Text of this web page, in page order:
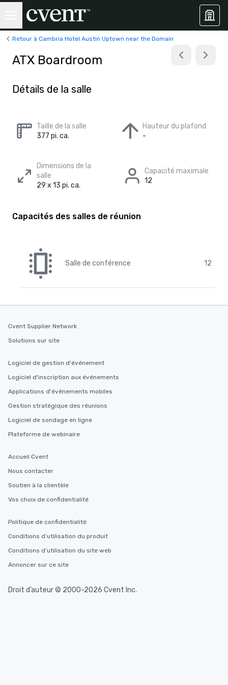
Retour à Cambria Hotel Austin Uptown near the Domain
ATX Boardroom
Détails de la salle
Taille de la salle
377 pi. ca.
Hauteur du plafond
-
Dimensions de la
salle
29 x 13 pi. ca.
Capacité maximale
12
Capacités des salles de réunion
Salle de conférence 12
Cvent Supplier Network
Solutions sur site
Logiciel de gestion d'événement
Logiciel d'inscription aux événements
Applications d'événements mobiles
Gestion stratégique des réunions
Logiciel de sondage en ligne
Plateforme de webinaire
Accueil Cvent
Nous contacter
Soutien à la clientèle
Vos choix de confidentialité
Politique de confidentialité
Conditions d’utilisation du produit
Conditions d’utilisation du site web
Annoncer sur ce site
Droit d’auteur © 2000-2026 Cvent Inc.